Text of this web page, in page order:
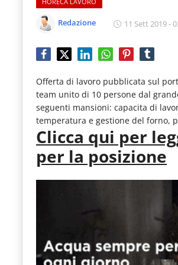
Food
Service
con
quotidiani
su
temi
come
ospitalità,
ristorazione,
beverage,
catering
CONTATTIRedazione 11 Sett 2019 -
Offerta di lavoro pubblicata sul
team unito di 10 persone dal
seguenti mansioni: capacita di
temperatura e gestione del forno,
Clicca qui per
per la posizione